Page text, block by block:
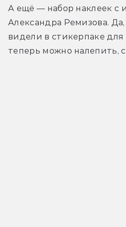
А ещё — набор наклеек с
Александра Ремизова.
видели в стикерпаке для
теперь можно налепить,